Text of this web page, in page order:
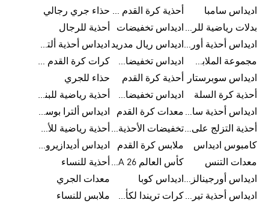
اديداس سامبا أحذية كرة القدم للرجال حذاء جري رجالي
بدلات رياضية للرجال اديداس تخفيضات
أحذية للرجال
اديداس أحذية أورجينالز اديداس ريال مدريد
اديداس أحذية ألترا بوست للرجال
مجموعة الملابس الرياضية
اديداس تخفيضات للأطفال
كرات كرة القدم للرجال
اديداس سوبرستار
أحذية كرة القدم
حذاء للجري
أحذية كرة السلة
اديداس تخفيضات للرجال
أحذية رياضية للبنات
اديداس أحذية سامبا للنساء معدات كرة القدم
اديداس ألترا بوست
أحذية التزلج على اللوح للرجال
تخفيضات الأحذية للرجال
أحذية رياضية للأطفال
كامبوس اديداس
ملابس كرة القدم
اديداس أديدازيرو معدات الجري
معدات التنس
كأس العالم FIFA 26™ أحذية للنساء
اديداس أورجينالز ملابس للنساء اديداس كوبا
معدات الجري
اديداس أحذية تيريكس
كرات تريندا لكأس العالم FIFA 26™
ملابس للنساء